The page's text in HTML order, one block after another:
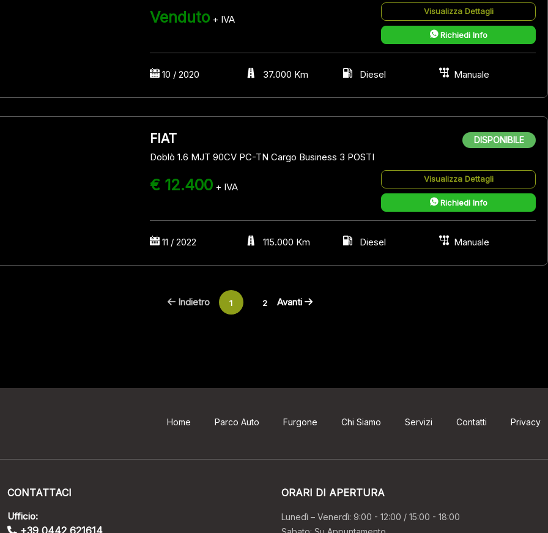
Venduto + IVA
Visualizza Dettagli
Richiedi Info
10 / 2020 37.000 Km Diesel Manuale
FIAT
Doblò 1.6 MJT 90CV PC-TN Cargo Business 3 POSTI
DISPONIBILE
€ 12.400 + IVA
Visualizza Dettagli
Richiedi Info
11 / 2022 115.000 Km Diesel Manuale
Indietro 1 2 Avanti
Home Parco Auto Furgone Chi Siamo Servizi Contatti Privacy
CONTATTACI
Ufficio:
+39 0442 621614
ORARI DI APERTURA
Lunedì – Venerdì: 9:00 - 12:00 / 15:00 - 18:00